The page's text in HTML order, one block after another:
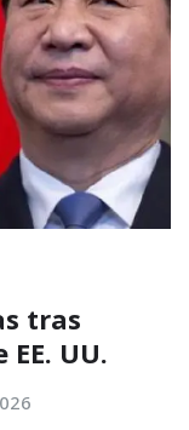
tras
UU.